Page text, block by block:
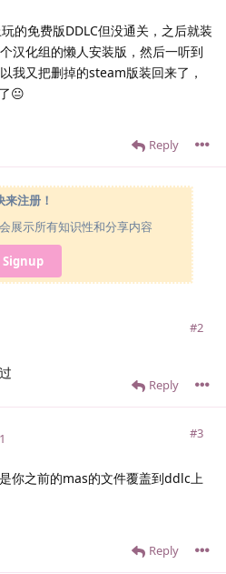
的免费版DDLC但没通关，之后就装
汉化组的懒人安装版，然后一听到
我又把删掉的steam版装回来了，
😐
Reply
来注册！
展示所有知识性和分享内容
Signup
#2
Reply
#3
你之前的mas的文件覆盖到ddlc上
Reply